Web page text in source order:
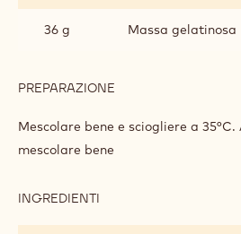
36 g Massa gelatinosa
PREPARAZIONE
AL
CIOCCOLATO
Mescolare bene e sciogliere a
mescolare bene
INGREDIENTI